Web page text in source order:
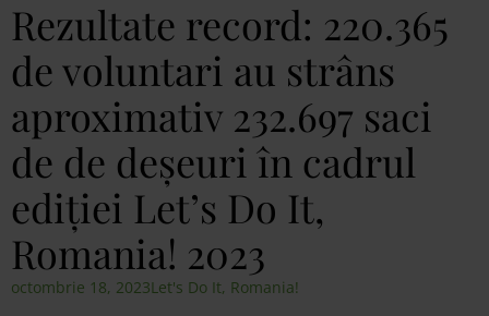
Rezultate record: 220.365
de voluntari au strâns
aproximativ 232.697 saci
de de deșeuri în cadrul
ediției Let’s Do It,
Romania! 2023
octombrie 18, 2023Let's Do It, Romania!